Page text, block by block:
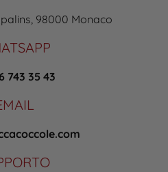
98000 Monaco
743 35 43